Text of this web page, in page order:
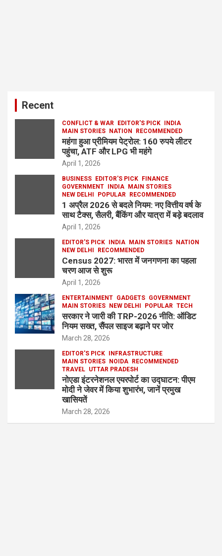
Recent
CONFLICT & WAR EDITOR'S PICK
INDIA
MAIN STORIES
NATION RECOMMENDED
महंगा हुआ प्रीमियम पेट्रोल: 160 रुपये लीटर
पहुंचा, ATF और LPG भी महंगे
April 1, 2026
BUSINESS EDITOR'S PICK
FINANCE
GOVERNMENT
INDIA
MAIN STORIES
NEW DELHI
POPULAR RECOMMENDED
1 अप्रैल 2026 से बदले नियम: नए वित्तीय वर्ष के
साथ टैक्स, सैलरी, बैंकिंग और यात्रा में बड़े बदलाव
April 1, 2026
EDITOR'S PICK INDIA MAIN STORIES
NATION
NEW DELHI
RECOMMENDED
Census 2027: भारत में जनगणना का पहला
चरण आज से शुरू
April 1, 2026
ENTERTAINMENT GADGETS GOVERNMENT
MAIN STORIES
NEW DELHI POPULAR TECH
सरकार ने जारी की TRP-2026 नीति: ऑडिट
नियम सख्त, सैंपल साइज बढ़ाने पर जोर
March 28, 2026
EDITOR'S PICK
INFRASTRUCTURE
MAIN STORIES
NOIDA
RECOMMENDED
TRAVEL UTTAR PRADESH
नोएडा इंटरनेशनल एयरपोर्ट का उद्घाटन: पीएम
मोदी ने जेवर में किया शुभारंभ, जानें प्रमुख
खासियतें
March 28, 2026